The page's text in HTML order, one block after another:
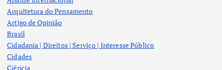
Arquitetura do Pensamento
Artigo de Opinião
Brasil
Cidadania | Direitos | Serviço | Interesse Público
Cidades
Ciência